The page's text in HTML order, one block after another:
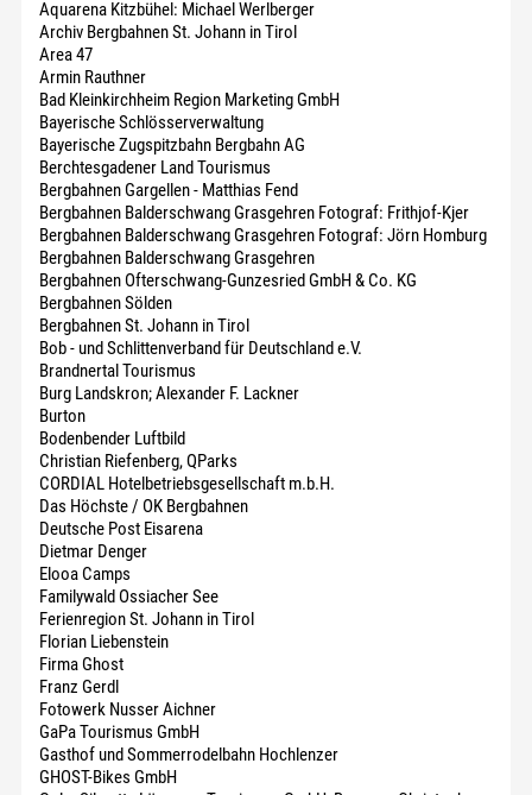
Aquarena Kitzbühel: Michael Werlberger
Archiv Bergbahnen St. Johann in Tirol
Area 47
Armin Rauthner
Bad Kleinkirchheim Region Marketing GmbH
Bayerische Schlösserverwaltung
Bayerische Zugspitzbahn Bergbahn AG
Berchtesgadener Land Tourismus
Bergbahnen Gargellen - Matthias Fend
Bergbahnen Balderschwang Grasgehren Fotograf: Frithjof-Kjer
Bergbahnen Balderschwang Grasgehren Fotograf: Jörn Homburg
Bergbahnen Balderschwang Grasgehren
Bergbahnen Ofterschwang-Gunzesried GmbH & Co. KG
Bergbahnen Sölden
Bergbahnen St. Johann in Tirol
Bob - und Schlittenverband für Deutschland e.V.
Brandnertal Tourismus
Burg Landskron; Alexander F. Lackner
Burton
Bodenbender Luftbild
Christian Riefenberg, QParks
CORDIAL Hotelbetriebsgesellschaft m.b.H.
Das Höchste / OK Bergbahnen
Deutsche Post Eisarena
Dietmar Denger
Elooa Camps
Familywald Ossiacher See
Ferienregion St. Johann in Tirol
Florian Liebenstein
Firma Ghost
Franz Gerdl
Fotowerk Nusser Aichner
GaPa Tourismus GmbH
Gasthof und Sommerrodelbahn Hochlenzer
GHOST-Bikes GmbH